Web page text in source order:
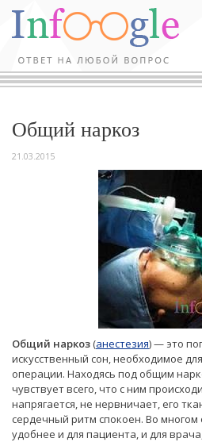
Общий наркоз
21.03.2015
Общий наркоз (анестезия) — это
искусственный сон, необходимое
операции. Находясь под общим
чувствует всего, что с ним
напрягается, не нервничает, его
сердечный ритм спокоен. Во
удобнее и для пациента, и для